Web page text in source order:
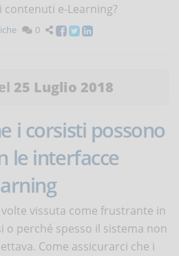
e-Learning?
0
25 Luglio 2018
i corsisti possono
le interfacce
vissuta come frustrante in
o perché spesso il sistema non
Come assicurarci che i